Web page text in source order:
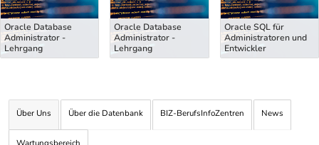
Oracle Database
Administrator -
Lehrgang
Oracle Database
Administrator -
Lehrgang
Oracle SQL für
Administratoren und
Entwickler
Über Uns Über die Datenbank BIZ-BerufsInfoZentren News